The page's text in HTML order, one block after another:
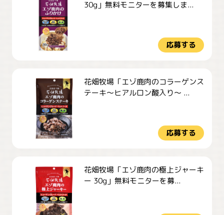
30g」無料モニターを募集しま...
応募する
花畑牧場「エゾ鹿肉のコラーゲンス
テーキ～ヒアルロン酸入り～ ...
応募する
花畑牧場「エゾ鹿肉の極上ジャーキ
ー 30g」無料モニターを募...